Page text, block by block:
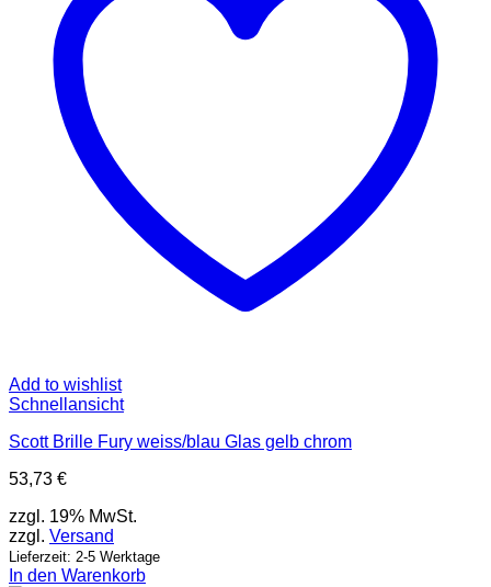
Add to wishlist
Schnellansicht
Scott Brille Fury weiss/blau Glas gelb chrom
53,73 €
zzgl. 19% MwSt.
zzgl. Versand
Lieferzeit: 2-5 Werktage
In den Warenkorb